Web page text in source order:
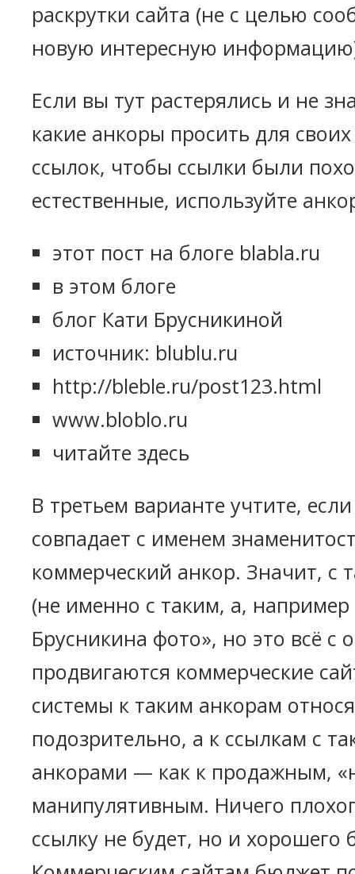
раскрутки сайта (не с целью
новую интересную
Если вы тут растерялись и не
какие анкоры просить для
ссылок, чтобы ссылки были
естественные, используйте
этот пост на блоге blabla.ru
в этом блоге
блог Кати Брусникиной
источник: blublu.ru
http://bleble.ru/post123.html
www.bloblo.ru
читайте здесь
В третьем варианте учтите,
совпадает с именем
коммерческий анкор. Значит, с
(не именно с таким, а, например
Брусникина фото», но это всё с
продвигаются коммерческие
системы к таким анкорам
подозрительно, а к ссылкам с
анкорами — как к продажным,
манипулятивным. Ничего
ссылку не будет, но и хорошего